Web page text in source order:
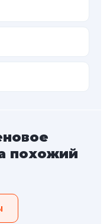
похожий